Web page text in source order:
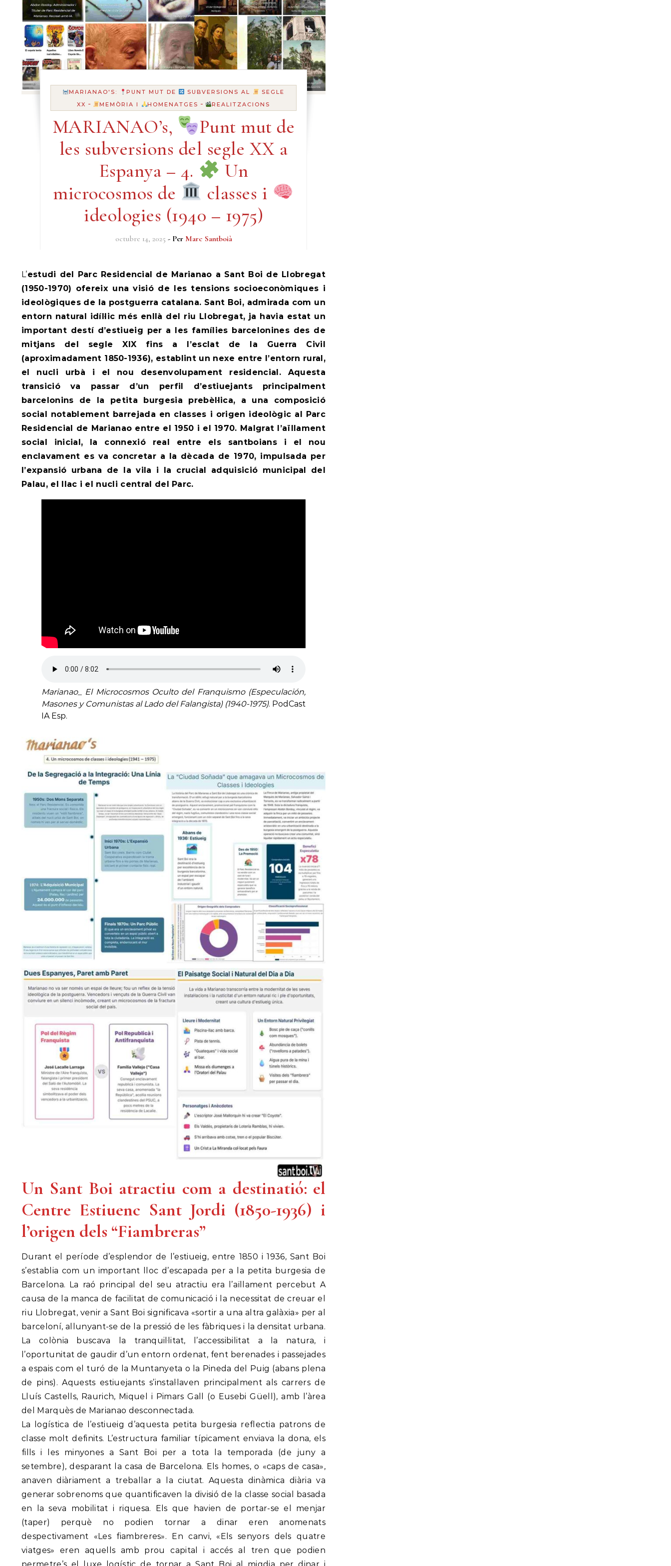
MARIANAO'S: PUNT MUT DE SUBVERSIONS AL
SEGLE
XX - MEMÒRIA I HOMENATGES - REALITZACIONS
MARIANAO’s,
Punt mut de
les subversions del segle XX a
Espanya – 4.
Un
microcosmos de
classes i
ideologies (1940 – 1975)
octubre 14, 2025 - Per Marc Santboià
L’estudi del Parc Residencial de Marianao a Sant Boi de Llobregat
(1950-1970) ofereix una visió de les tensions socioeconòmiques i
ideològiques de la postguerra catalana. Sant Boi, admirada com un
entorn natural idíl·lic més enllà del riu Llobregat, ja havia estat un
important destí d’estiueig per a les famílies barcelonines des de
mitjans del segle XIX fins a l’esclat de la Guerra Civil
(aproximadament 1850-1936), establint un nexe entre l’entorn rural,
el nucli urbà i el nou desenvolupament residencial. Aquesta
transició va passar d’un perfil d’estiuejants principalment
barcelonins de la petita burgesia prebèl·lica, a una composició
social notablement barrejada en classes i origen ideològic al Parc
Residencial de Marianao entre el 1950 i el 1970. Malgrat l’aïllament
social inicial, la connexió real entre els santboians i el nou
enclavament es va concretar a la dècada de 1970, impulsada per
l’expansió urbana de la vila i la crucial adquisició municipal del
Palau, el llac i el nucli central del Parc.
Marianao_ El Microcosmos Oculto del Franquismo (Especulación,
Masones y Comunistas al Lado del Falangista) (1940-1975). PodCast
IA Esp.
Un Sant Boi atractiu com a destinatió: el
Centre Estiuenc Sant Jordi (1850-1936) i
l’origen dels “Fiambreras”
Durant el període d’esplendor de l’estiueig, entre 1850 i 1936, Sant Boi
s’establia com un important lloc d’escapada per a la petita burgesia de
Barcelona. La raó principal del seu atractiu era l’aïllament percebut A
causa de la manca de facilitat de comunicació i la necessitat de creuar el
riu Llobregat, venir a Sant Boi significava «sortir a una altra galàxia» per al
barceloní, allunyant-se de la pressió de les fàbriques i la densitat urbana.
La colònia buscava la tranquil·litat, l’accessibilitat a la natura, i
l’oportunitat de gaudir d’un entorn ordenat, fent berenades i passejades
a espais com el turó de la Muntanyeta o la Pineda del Puig (abans plena
de pins). Aquests estiuejants s’instal·laven principalment als carrers de
Lluís Castells, Raurich, Miquel i Pimars Gall (o Eusebi Güell), amb l’àrea
del Marquès de Marianao desconnectada.
La logística de l’estiueig d’aquesta petita burgesia reflectia patrons de
classe molt definits. L’estructura familiar típicament enviava la dona, els
fills i les minyones a Sant Boi per a tota la temporada (de juny a
setembre), desparant la casa de Barcelona. Els homes, o «caps de casa»,
anaven diàriament a treballar a la ciutat. Aquesta dinàmica diària va
generar sobrenoms que quantificaven la divisió de la classe social basada
en la seva mobilitat i riquesa. Els que havien de portar-se el menjar
(taper) perquè no podien tornar a dinar eren anomenats
despectivament «Les fiambreres». En canvi, «Els senyors dels quatre
viatges» eren aquells amb prou capital i accés al tren que podien